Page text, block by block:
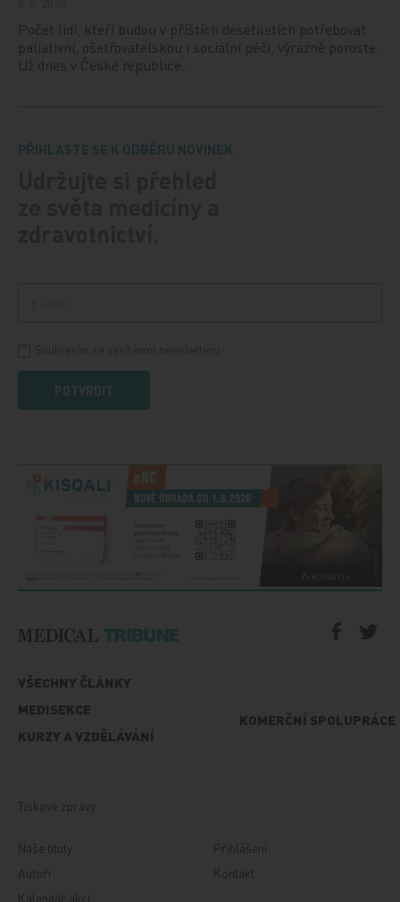
Počet lidí, kteří budou v příštích desetiletích potřebovat
paliativní, ošetřovatelskou i sociální péči, výrazně poroste.
Už dnes v České republice…
PŘIHLASTE SE K ODBĚRU NOVINEK.
POTVRDIT
VŠECHNY ČLÁNKY
MEDISEKCE
KURZY A VZDĚLÁVÁNÍ
KOMERČNÍ SPOLUPRÁCE
Tiskové zprávy
Naše tituly
Autoři
Kalendář akcí
Přihlášení
Kontakt